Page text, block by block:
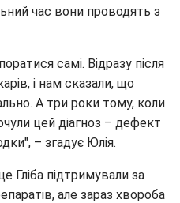
час вони проводять з
самі. Відразу після
і нам сказали, що
А три роки тому, коли
цей діагноз – дефект
– згадує Юлія.
Гліба підтримували за
але зараз хвороба